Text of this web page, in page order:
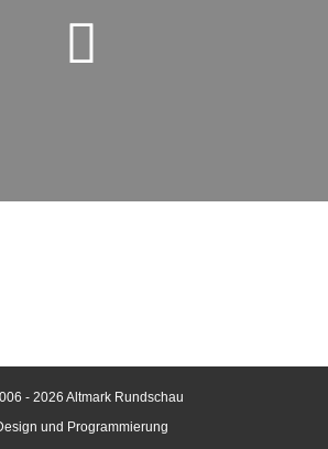
- 2026 Altmark Rundschau
und Programmierung